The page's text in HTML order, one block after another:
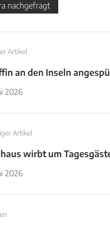
nachgefragt
Artikel
an den Inseln
2026
Artikel
wirbt um
2026